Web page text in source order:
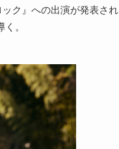
ク』への出演が発表され
。